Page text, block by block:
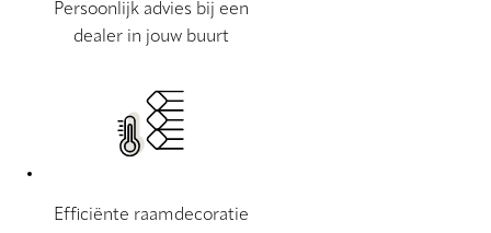
Persoonlijk advies bij een
dealer in jouw buurt
Efficiënte raamdecoratie